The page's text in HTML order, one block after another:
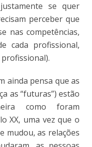
se quer
perceber que
nas competências,
cada profissional,
profissional).
ainda pensa que as
as “futuras”) estão
como foram
XX, uma vez que o
mudou, as relações